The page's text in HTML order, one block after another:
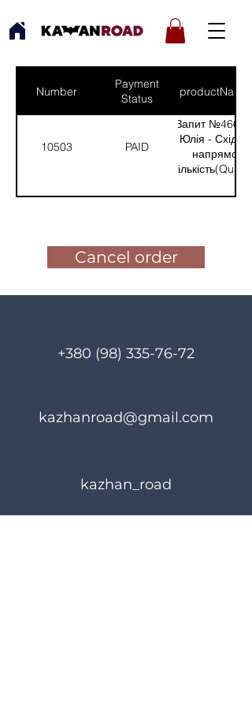
Number
Payment
Status
productNames
10503 PAID
Запит №466 від:
Юлія - Східний
напрямок
Cancel order
+380 (98) 335-76-72
kazhanroad@gmail.com
kazhan_road